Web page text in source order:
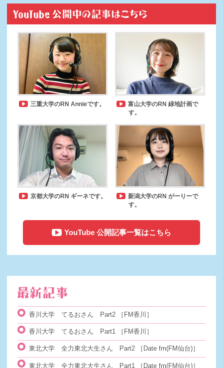
三重大学のRN Annieです。
富山大学のRN 緑地計画で
す。
京都大学のRN ギーネです。
新潟大学のRN がーりーで
す。
YouTube 公開記事一覧はこちら
香川大学 てるおさん Part2 ［FM香川］
香川大学 てるおさん Part1 ［FM香川］
東北大学 全力東北大生さん Part2 ［Date fm(FM仙台)］
東北大学 全力東北大生さん Part1 ［Date fm(FM仙台)］